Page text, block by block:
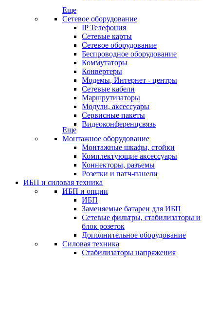
Еще
Сетевое оборудование
IP Телефония
Сетевые карты
Сетевое оборудование
Беспроводное оборудование
Коммутаторы
Конвертеры
Модемы, Интернет - центры
Сетевые кабели
Маршрутизаторы
Модули, аксессуары
Сервисные пакеты
Видеоконференцсвязь
Еще
Монтажное оборудование
Монтажные шкафы, стойки
Комплектующие аксессуары
Коннекторы, разъемы
Розетки и патч-панели
ИБП и силовая техника
ИБП и опции
ИБП
Заменяемые батареи для ИБП
Сетевые фильтры, стабилизаторы и
блок розеток
Дополнительное оборудование
Силовая техника
Стабилизаторы напряжения